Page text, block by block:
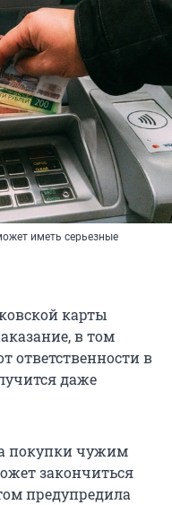
иметь серьезные
карты
в том
ответственности в
даже
покупки чужим
закончиться
предупредила